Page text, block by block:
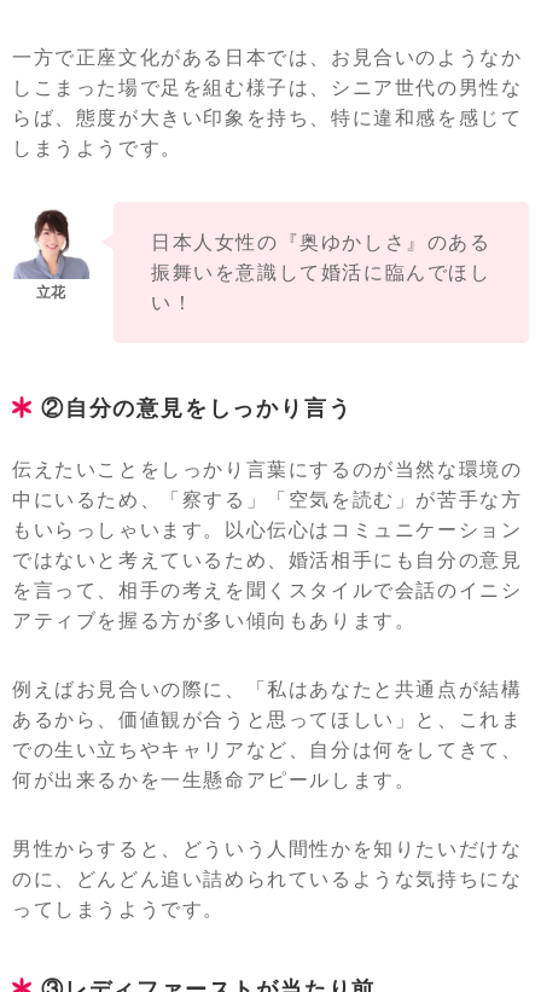
一方で正座文化がある日本では、お見合いのようなか
しこまった場で足を組む様子は、シニア世代の男性な
らば、態度が大きい印象を持ち、特に違和感を感じて
しまうようです。
日本人女性の『奥ゆかしさ』のある
振舞いを意識して婚活に臨んでほし
い！
②自分の意見をしっかり言う
伝えたいことをしっかり言葉にするのが当然な環境の
中にいるため、「察する」「空気を読む」が苦手な方
もいらっしゃいます。以心伝心はコミュニケーション
ではないと考えているため、婚活相手にも自分の意見
を言って、相手の考えを聞くスタイルで会話のイニシ
アティブを握る方が多い傾向もあります。
例えばお見合いの際に、「私はあなたと共通点が結構
あるから、価値観が合うと思ってほしい」と、これま
での生い立ちやキャリアなど、自分は何をしてきて、
何が出来るかを一生懸命アピールします。
男性からすると、どういう人間性かを知りたいだけな
のに、どんどん追い詰められているような気持ちにな
ってしまうようです。